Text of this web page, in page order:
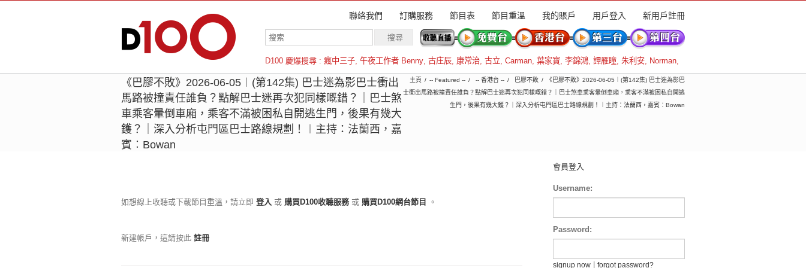
聯絡我們 訂購服務 節目表 節目重溫 我的賬戶 用戶登入 新用戶註冊
D100 慶爆搜尋 : 瘋中三子, 午夜工作者 Benny, 古庄辰, 康常治, 古立, Carman, 葉家寶, 李錦鴻, 譚雁瞳, 朱利安, Norman,
羅倫斯
《巴膠不敗》2026-06-05︱(第142集) 巴士迷為影巴士衝出
馬路被撞責任誰負？點解巴士迷再次犯同樣嘅錯？｜巴士煞
車乘客暈倒車廂，乘客不滿被困私自開逃生門，後果有幾大
鑊？｜深入分析屯門區巴士路線規劃！︱主持：法蘭西，嘉
賓︰Bowan
主頁 -- Featured -- -- 香港台 -- 巴膠不敗
《巴膠不敗》2026-06-05︱(第142集) 巴士迷為影巴
士衝出馬路被撞責任誰負？點解巴士迷再次犯同樣嘅錯？｜巴士煞車乘客暈倒車廂，乘客不滿被困私自開逃
生門，後果有幾大鑊？｜深入分析屯門區巴士路線規劃！︱主持：法蘭西，嘉賓︰Bowan
如想線上收聽或下載節目重溫，請立即 登入 或 購買D100收聽服務 或 購買D100網台節目 。
新建帳戶，這請按此 註冊
會員登入
Username:
Password:
signup now forgot password?